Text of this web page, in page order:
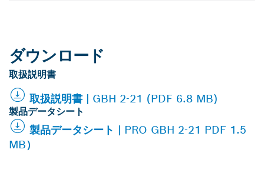
ダウンロード
取扱説明書
取扱説明書 | GBH 2-21 (PDF 6.8 MB)
製品データシート
製品データシート | PRO GBH 2-21 PDF 1.5
MB）